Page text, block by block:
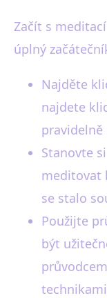
Začít s
úplný
Najděte
najdete
Stanovte
meditovat
se stalo
Použijte
být